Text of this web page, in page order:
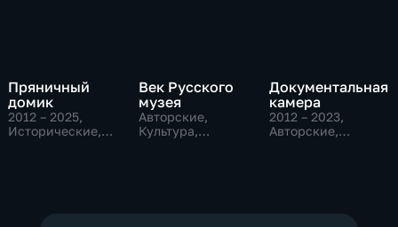
Пряничный
домик
2012 – 2025,
Исторические,
Век Русского
музея
Авторские,
Культура,
Документальная
камера
2012 – 2023,
Авторские,